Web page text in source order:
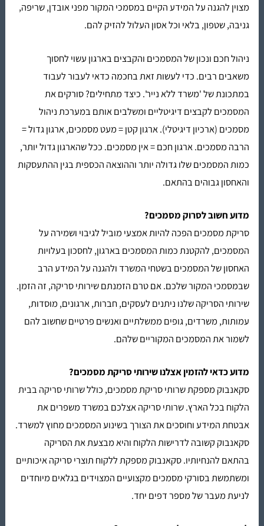
מצוין להגנה על המידע הקיים במסמכי המקור מפני אובדן, שריפה,
גניבה, שטפון, בלאי וכל אסון העלול להזיק להם.
ניהול חכם ונכון של המסמכים והקבצים בארגון עשוי לחסוך
משאבים רבים. כדי לעשות זאת בחכמה כדאי לעבור לעבוד
במתכונת של 'משרד ללא נייר'. כיצד מתחילים? סורקים את
המסמכים לקבצים דיגיטליים ומשלבים אותם במערכת ניהול
מסמכים (ארכיון דיגיטלי). ארגון קטן = מעט מסמכים, ארגון גדול =
הרבה מסמכים. ארגון חכם = אין מסמכים. ככל שהארגון גדול יותר,
כמות המסמכים שלו גדולה יותר וההוצאה הכספית בגין ההתעסקות
והאחסון גבוהים בהתאם.
מדוע חשוב לסרוק מסמכים?
סריקת מסמכים הפכה להיות אמצעי מוביל לגיבוי ושמירה על
המסמכים, להקטנת כמות המסמכים בארגון, לחסכון בעלויות
האחסון של המסמכים בשטחי המשרד ולהגנה על המידע הרב
שבמסמכי המקור שלכם. אם טרם הזמנתםשירותי סריקה, זה הזמן.
שירותי הסריקה שלנו ניתנים לעסקים, חברות, ארגונים, מוסדות,
עמותות, משרדים, גופים ממשלתיים ואנשים פרטיים שחשוב להם
לשמור את המסמכים המקוריים שלהם.
מדוע כדאי להזמין אצלנו שירותי סריקת מסמכים?
סקאנבוק מספקתשרותי סריקת מסמכים, כוללשרותי סריקה בבית
הלקוח בכל הארץ.שרותי סריקהאצלכם במשרד משפרים את
אבטחת המידע וחוסכים את הצורך בשינוע המסמכים מחוץ למשרד.
סקאנבוק קשובה לדרישות הלקוח והיא מבצעת את הסריקה
בהתאם להנחיותיו. סקאנבוק מספקת ללקוח תוצרי סריקה איכותיים
ומשתמשת בסורקי מסמכים מקצועיים המצוידים בגלאים מיוחדים
לניעת מעבר של מספר דפים יחד.